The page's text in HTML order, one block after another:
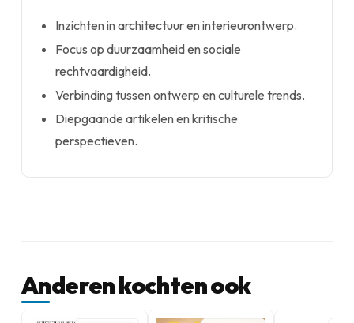
Inzichten in architectuur en interieurontwerp.
Focus op duurzaamheid en sociale
rechtvaardigheid.
Verbinding tussen ontwerp en culturele trends.
Diepgaande artikelen en kritische
perspectieven.
Anderen kochten ook